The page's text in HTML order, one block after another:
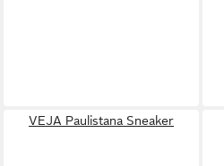
VEJA Paulistana Sneaker